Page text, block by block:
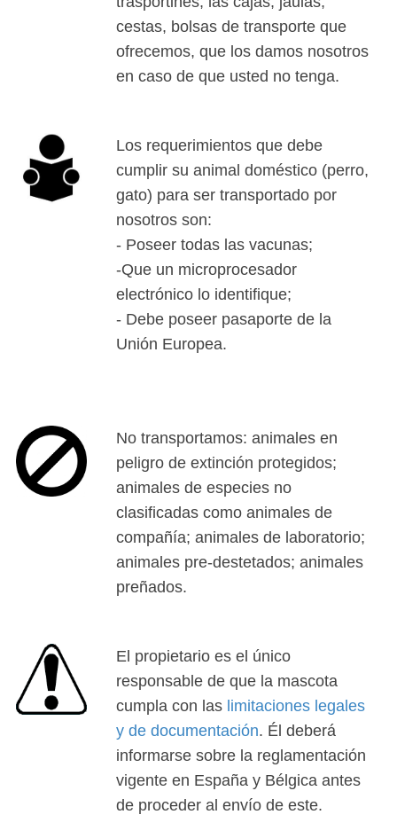
cestas, bolsas de transporte que
ofrecemos, que los damos nosotros
en caso de que usted no tenga.
Los requerimientos que debe
cumplir su animal doméstico (perro,
gato) para ser transportado por
nosotros son:
- Poseer todas las vacunas;
-Que un microprocesador
electrónico lo identifique;
- Debe poseer pasaporte de la
Unión Europea.
No transportamos: animales en
peligro de extinción protegidos;
animales de especies no
clasificadas como animales de
compañía; animales de laboratorio;
animales pre-destetados; animales
preñados.
El propietario es el único
responsable de que la mascota
cumpla con las limitaciones legales
y de documentación. Él deberá
informarse sobre la reglamentación
vigente en España y Bélgica antes
de proceder al envío de este.